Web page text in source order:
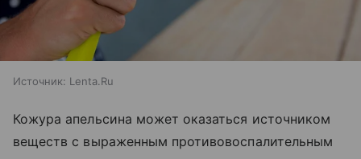
Источник: Lenta.Ru
Кожура апельсина может оказаться источником
веществ с выраженным противовоспалительным